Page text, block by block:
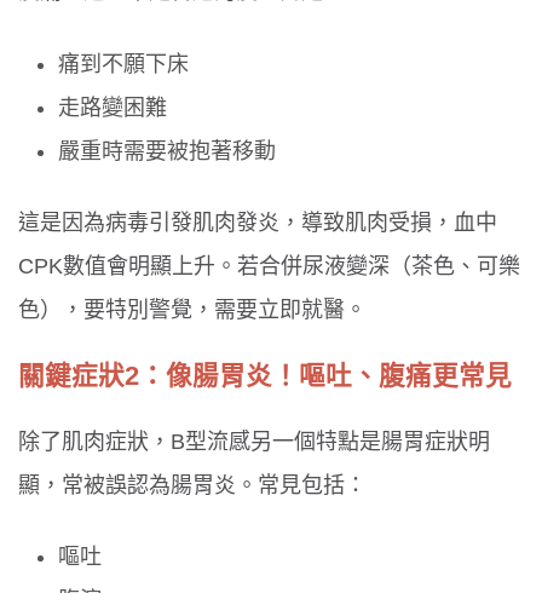
痛到不願下床
走路變困難
嚴重時需要被抱著移動
這是因為病毒引發肌肉發炎，導致肌肉受損，血中
CPK數值會明顯上升。若合併尿液變深（茶色、可樂
色），要特別警覺，需要立即就醫。
關鍵症狀2：像腸胃炎！嘔吐、腹痛更常見
除了肌肉症狀，B型流感另一個特點是腸胃症狀明
顯，常被誤認為腸胃炎。常見包括：
嘔吐